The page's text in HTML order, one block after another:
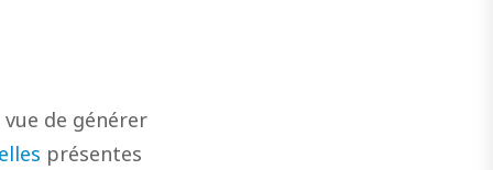
de générer
présentes